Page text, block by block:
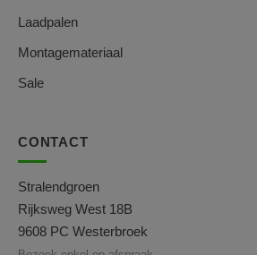
Laadpalen
Montagemateriaal
Sale
CONTACT
Stralendgroen
Rijksweg West 18B
9608 PC Westerbroek